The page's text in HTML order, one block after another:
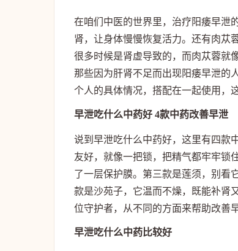
在咱们中医的世界里，治疗阳痿早泄
肾，让身体慢慢恢复活力。还有肉苁
很多时候是肾虚导致的，而肉苁蓉就
那些因为肝肾不足而出现阳痿早泄的
个人的具体情况，搭配在一起使用，
早泄吃什么中药好 4款中药改善早泄
说到早泄吃什么中药好，这里有四款
友好，就像一把锁，把精气都牢牢锁
了一层保护膜。第三款是莲须，别看
款是沙苑子，它温而不燥，既能补肾
位守护者，从不同的方面来帮助改善
早泄吃什么中药比较好